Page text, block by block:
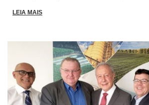
LEIA MAIS